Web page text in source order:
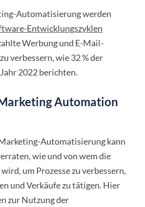
Automatisierung werden
Entwicklungszyklen
Werbung und E-Mail-
verbessern, wie 32 % der
2022 berichten.
Automation
Automatisierung kann
wie und von wem die
um Prozesse zu verbessern,
und Verkäufe zu tätigen. Hier
zur Nutzung der